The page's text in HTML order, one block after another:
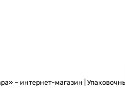
– интернет-магазин |